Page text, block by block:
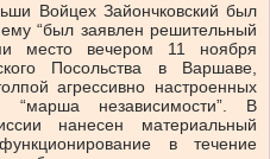
Войцех Зайончковский был
“был заявлен решительный
место вечером 11 ноября
Посольства в Варшаве,
агрессивно настроенных
“марша независимости”. В
нанесен материальный
в течение